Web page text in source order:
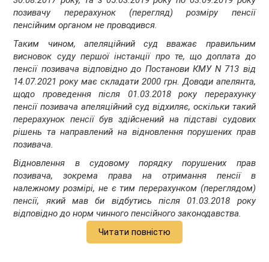
позивачу перерахунок (перегляд) розміру пенсії
пенсійним органом не проводився.
Таким чином, апеляційний суд вважає правильним
висновок суду першої інстанції про те, що доплата до
пенсії позивача відповідно до Постанови КМУ N 713 від
14.07.2021 року має складати 2000 грн. Доводи апелянта,
щодо проведення після 01.03.2018 року перерахунку
пенсії позивача апеляційний суд відхиляє, оскільки такий
перерахунок пенсії був здійснений на підставі судових
рішень та направлений на відновлення порушених прав
позивача.
Відновлення в судовому порядку порушених прав
позивача, зокрема права на отримання пенсії в
належному розмірі, не є тим перерахунком (переглядом)
пенсії, який мав би відбутись після 01.03.2018 року
відповідно до норм чинного пенсійного законодавства.
Читати повністю